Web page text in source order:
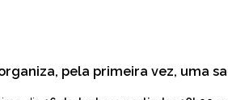
pela primeira vez, uma